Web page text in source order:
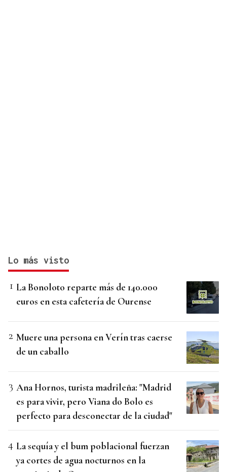
Lo más visto
La Bonoloto reparte más de 140.000
euros en esta cafetería de Ourense
Muere una persona en Verín tras caerse
de un caballo
Ana Hornos, turista madrileña: "Madrid
es para vivir, pero Viana do Bolo es
perfecto para desconectar de la ciudad"
La sequía y el bum poblacional fuerzan
ya cortes de agua nocturnos en la